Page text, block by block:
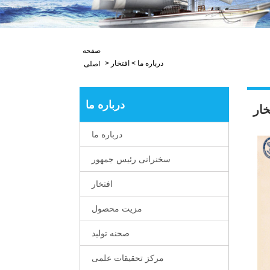
صفحه
اصلی
> درباره ما > افتخار
درباره ما
درباره ما
سخنرانی رئیس جمهور
افتخار
مزیت محصول
صحنه تولید
مرکز تحقیقات علمی